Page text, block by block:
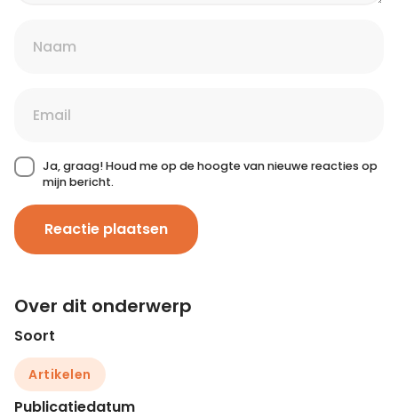
Ja, graag! Houd me op de hoogte van nieuwe reacties op
mijn bericht.
Reactie plaatsen
Over dit onderwerp
Soort
Artikelen
Publicatiedatum